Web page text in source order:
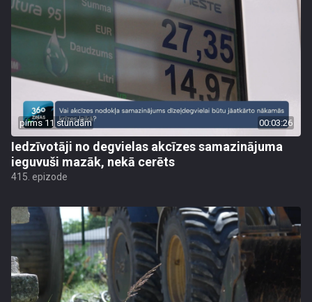
pirms 11 stundām 00:03:26
Iedzīvotāji no degvielas akcīzes samazinājuma
ieguvuši mazāk, nekā cerēts
415. epizode